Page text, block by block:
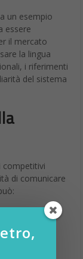
un esempio
essere
il mercato
la lingua
i riferimenti
del sistema
competitivi
di comunicare
in cui